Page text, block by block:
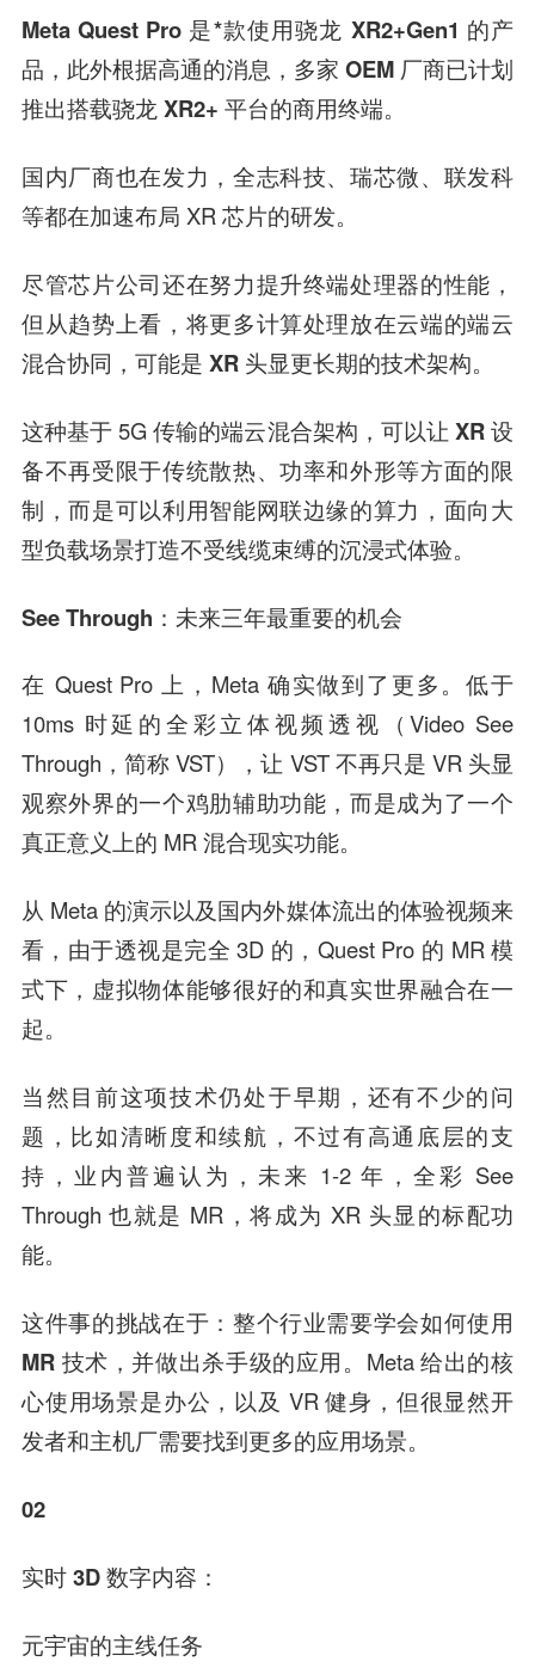
Meta Quest Pro 是*款使用骁龙 XR2+Gen1 的产
品，此外根据高通的消息，多家 OEM 厂商已计划
推出搭载骁龙 XR2+ 平台的商用终端。
国内厂商也在发力，全志科技、瑞芯微、联发科
等都在加速布局 XR 芯片的研发。
尽管芯片公司还在努力提升终端处理器的性能，
但从趋势上看， 将更多计算处理放在云端的端云
混合协同，可能是 XR 头显更长期的技术架构。
这种基于 5G 传输的端云混合架构， 可以让 XR 设
备不再受限于传统散热、功率和外形等方面的限
制，而是可以利用智能网联边缘的算力，面向大
型负载场景打造不受线缆束缚的沉浸式体验。
See Through：未来三年最重要的机会
在 Quest Pro 上，Meta 确实做到了更多。低于
10ms 时延的全彩立体视频透视（Video See
Through，简称 VST），让 VST 不再只是 VR 头显
观察外界的一个鸡肋辅助功能，而是成为了一个
真正意义上的 MR 混合现实功能。
从 Meta 的演示以及国内外媒体流出的体验视频来
看，由于透视是完全 3D 的，Quest Pro 的 MR 模
式下，虚拟物体能够很好的和真实世界融合在一
起。
当然目前这项技术仍处于早期，还有不少的问
题，比如清晰度和续航，不过有高通底层的支
持，业内普遍认为，未来 1-2 年，全彩 See
Through 也就是 MR，将成为 XR 头显的标配功
能。
这件事的挑战在于： 整个行业需要学会如何使用
MR 技术，并做出杀手级的应用。 Meta 给出的核
心使用场景是办公，以及 VR 健身，但很显然开
发者和主机厂需要找到更多的应用场景。
02
实时 3D 数字内容：
元宇宙的主线任务